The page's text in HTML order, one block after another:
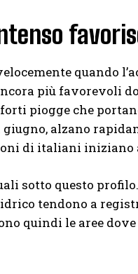
quando
più favorevoli
piogge che
giugno, alzano
di italiani iniziano
sotto questo
tendono a
quindi le aree